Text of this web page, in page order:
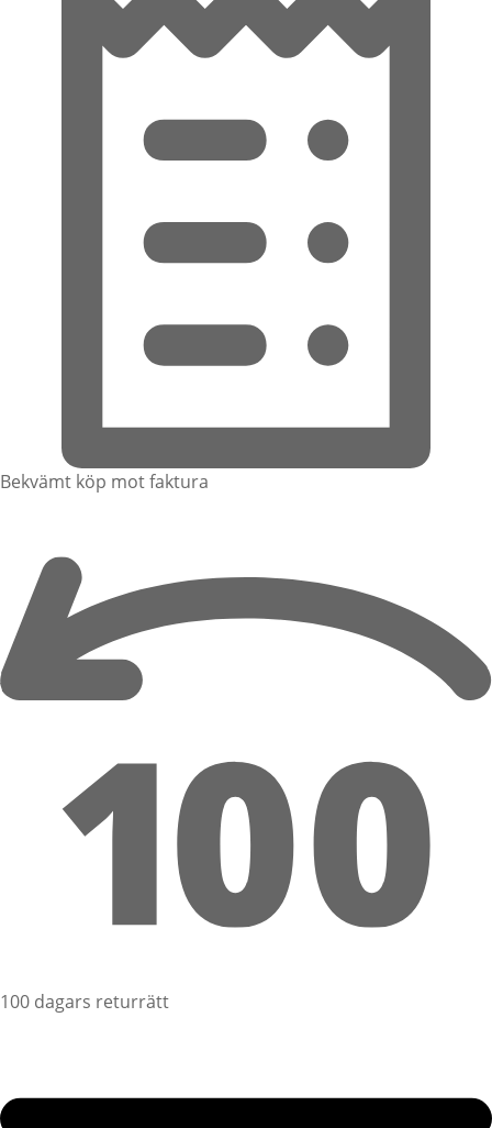
Bekvämt köp mot faktura
100 dagars returrätt